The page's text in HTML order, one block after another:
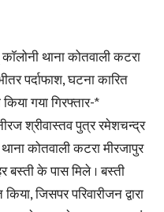
थाना कोतवाली कटरा
पर्दाफाश, घटना कारित
गया गिरफ्तार-*
श्रीवास्तव पुत्र रमेशचन्द्र
कोतवाली कटरा मीरजापुर
बस्ती के पास मिले । बस्ती
जिसपर परिवारीजन द्वारा